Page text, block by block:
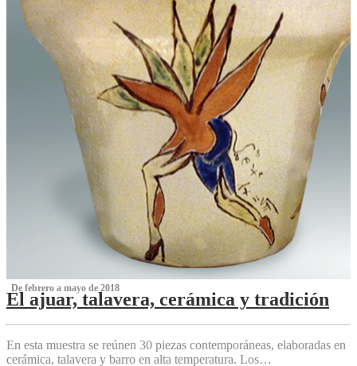
‌ De febrero a mayo de 2018
El ajuar, talavera, cerámica y tradición
‌
En esta muestra se reúnen 30 piezas contemporáneas, elaboradas en
cerámica, talavera y barro en alta temperatura. Los…